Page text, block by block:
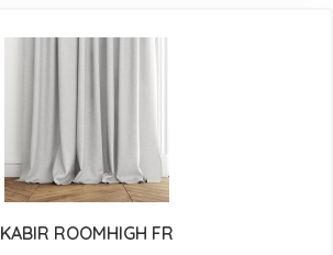
KABIR ROOMHIGH FR